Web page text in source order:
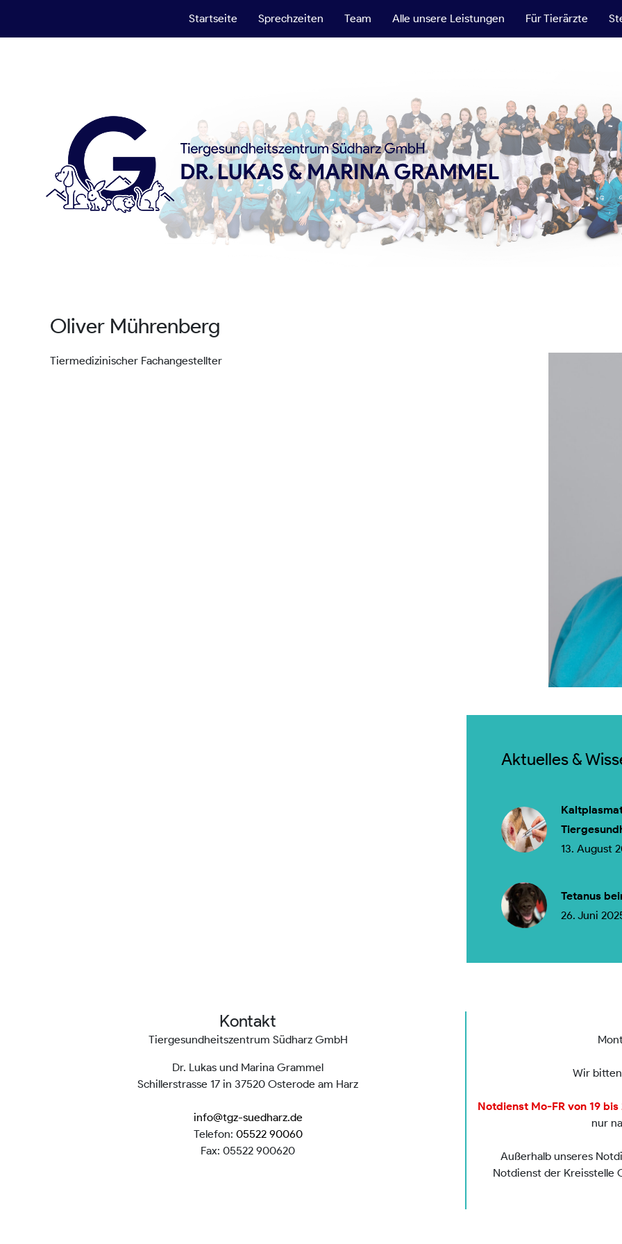
Startseite Sprechzeiten Team Alle unsere Leistungen Für Tierärzte
Oliver Mührenberg
Tiermedizinischer Fachangestellter
Aktuelles &
13. August
Tetanus
26. Juni
Kontakt
Tiergesundheitszentrum Südharz GmbH
Dr. Lukas und Marina Grammel
Schillerstrasse 17 in 37520 Osterode am Harz
info@tgz-suedharz.de
Telefon: 05522 90060
Fax: 05522 900620
Wir
Notdienst Mo-FR von 19
nur
Außerhalb unseres
Notdienst der Kreisstelle